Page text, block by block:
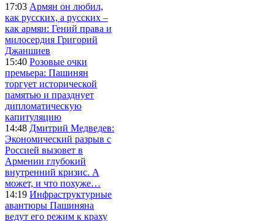
17:03 Армян он любил,
как русских, а русских –
как армян: Гений права и
милосердия Григорий
Джаншиев
15:40 Розовые очки
премьера: Пашинян
торгует исторической
памятью и празднует
дипломатическую
капитуляцию
14:48 Дмитрий Медведев:
Экономический разрыв с
Россией вызовет в
Армении глубокий
внутренний кризис. А
может, и что похуже…
14:19 Инфраструктурные
авантюры Пашиняна
ведут его режим к краху